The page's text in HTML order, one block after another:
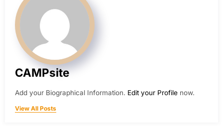
CAMPsite
Add your Biographical Information. Edit your Profile now.
View All Posts